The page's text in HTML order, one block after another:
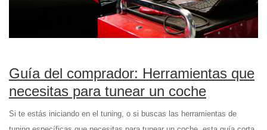
Guía del comprador: Herramientas que
necesitas para tunear un coche
Si te estás iniciando en el tuning, o si buscas las herramientas de